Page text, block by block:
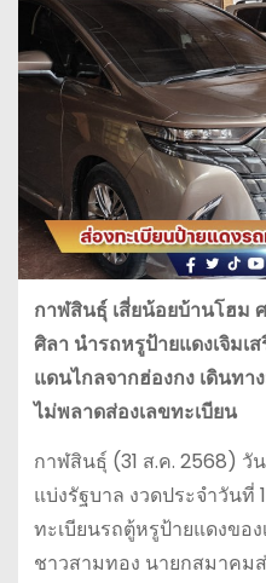
กาฬสินธุ์ เสี่ยน้อยบ้านโฮม
ศิลา นำรถหรูป้ายแดงเจิม
แดนไกลจากฮ่องกง เดินท
ไม่พลาดส่องเลขทะเบียน
กาฬสินธุ์ (31 ส.ค. 2568)
แบ่งรัฐบาล งวดประจำวันที่
ทะเบียนรถตู้หรูป้ายแดงขอ
ชาวสามทอง นายกสมาคม